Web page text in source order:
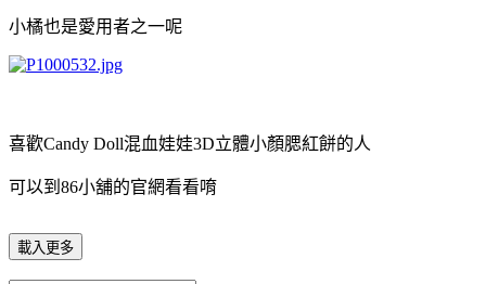
小橘也是愛用者之一呢
喜歡Candy Doll混血娃娃3D立體小顏腮紅餅的人
可以到86小舖的官網看看唷
載入更多